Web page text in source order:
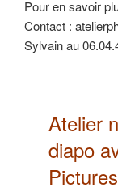
Pour en savoir
Contact :
Sylvain au
Atelier
diapo